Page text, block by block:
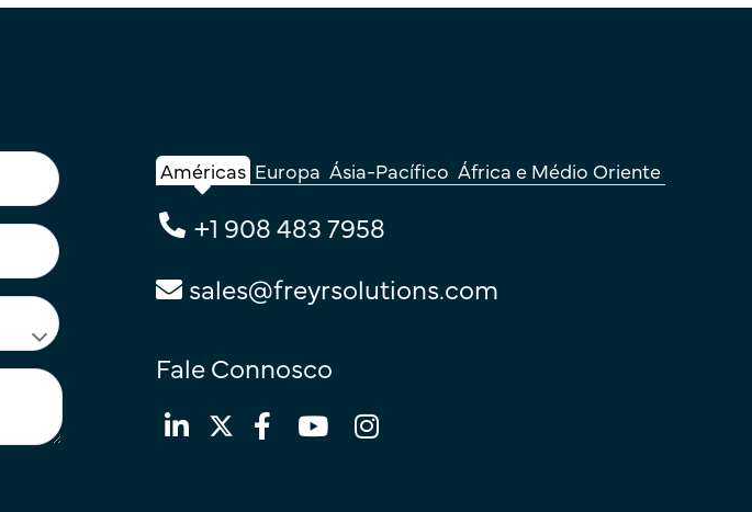
Américas Europa Ásia-Pacífico África e Médio Oriente
+1 908 483 7958
sales@freyrsolutions.com
Fale Connosco